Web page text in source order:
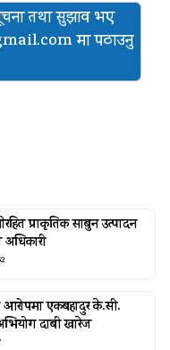
तथा सुझाव भए
मा पठाउनु
प्राकृतिक साबुन उत्पादन
आरोपमा एकबहादुर के.सी.
दाबी खारेज